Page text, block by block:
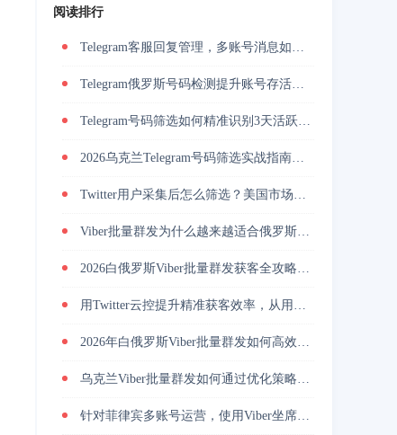
阅读排行
Telegram客服回复管理，多账号消息如何统一承接
Telegram俄罗斯号码检测提升账号存活率的关键技巧
Telegram号码筛选如何精准识别3天活跃用户并降低封号风险？
2026乌克兰Telegram号码筛选实战指南与精准营销方法？
Twitter用户采集后怎么筛选？美国市场活跃用户筛选提升私信回复率
Viber批量群发为什么越来越适合俄罗斯海外营销团队做用户触达？
2026白俄罗斯Viber批量群发获客全攻略，解决触达慢与转化低
用Twitter云控提升精准获客效率，从用户筛选到私信转化完整解析
2026年白俄罗斯Viber批量群发如何高效引流？
乌克兰Viber批量群发如何通过优化策略提升回复率与转化效果
针对菲律宾多账号运营，使用Viber坐席客服系统降低人力管理成本